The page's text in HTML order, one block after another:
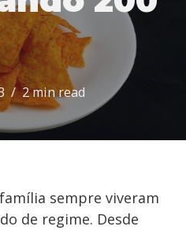
2 min read
sempre viveram
de regime. Desde